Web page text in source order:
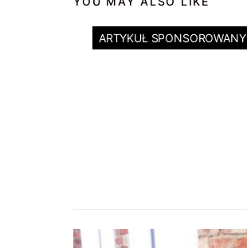
ARTYKUŁ SPONSOROWANY